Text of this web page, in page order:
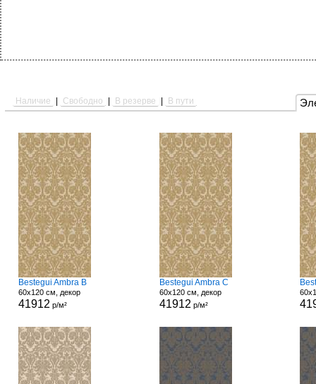
Наличие Свободно В резерве В пути
Bestegui Ambra B
60x120 см, декор
41912 р/м²
Bestegui Ambra C
60x120 см, декор
41912 р/м²